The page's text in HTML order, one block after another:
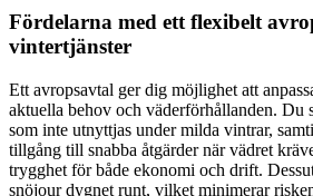
Fördelarna med ett flexibelt
vintertjänster
Ett avropsavtal ger dig möjlighet att
aktuella behov och väderförhållanden. Du
som inte utnyttjas under milda vintrar,
tillgång till snabba åtgärder när vädret
trygghet för både ekonomi och drift.
snöjour dygnet runt, vilket minimerar